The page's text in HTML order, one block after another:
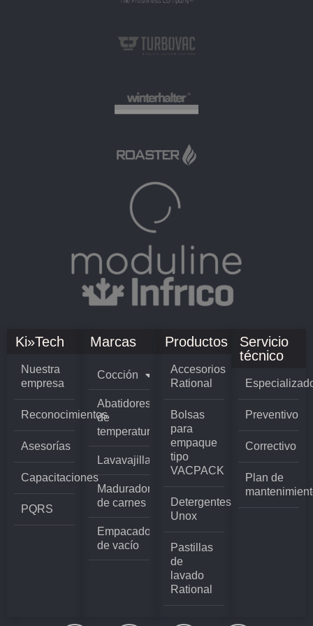
Ki»Tech
Nuestra
empresa
Reconocimientos
Asesorías
Capacitaciones
PQRS
Marcas
Cocción
Abatidores
de
temperatura
Lavavajillas
Madurador
de carnes
Empacadoras
de vacío
Productos
Accesorios
Rational
Bolsas
para
empaque
tipo
VACPACK
Detergentes
Unox
Pastillas
de
lavado
Rational
Servicio
técnico
Preventivo
Correctivo
Plan de